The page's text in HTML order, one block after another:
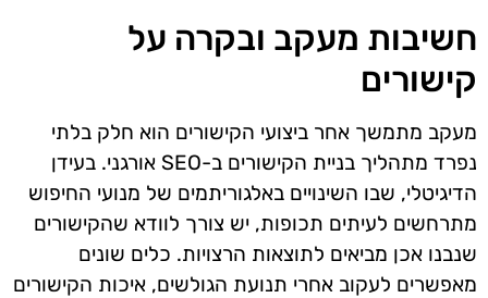
חשיבות מעקב ובקרה על
קישורים
מעקב מתמשך אחר ביצועי הקישורים הוא חלק בלתי
נפרד מתהליך בניית הקישורים ב-SEO אורגני. בעידן
הדיגיטלי, שבו השינויים באלגוריתמים של מנועי החיפוש
מתרחשים לעיתים תכופות, יש צורך לוודא שהקישורים
שנבנו אכן מביאים לתוצאות הרצויות. כלים שונים
מאפשרים לעקוב אחרי תנועת הגולשים, איכות הקישורים